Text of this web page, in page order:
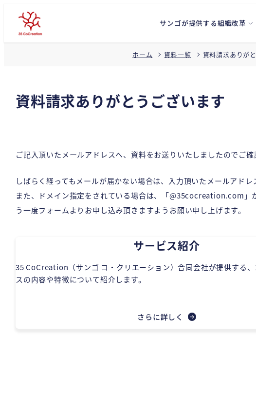
サンゴが提供する組織改革
ホーム 資料一覧 資料請求ありが
資料請求ありがとうございます
ご記入頂いたメールアドレスへ、資料をお送りいたしましたのでご確
しばらく経ってもメールが届かない場合は、入力頂いたメールアド
また、ドメイン指定をされている場合は、「@35cocreation.com」
う一度フォームよりお申し込み頂きますようお願い申し上げます。
サービス紹介
35 CoCreation（サンゴ コ・クリエーション）合同会社が提供する
スの内容や特徴について紹介します。
さらに詳しく